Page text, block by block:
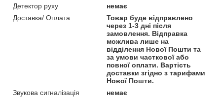
Детектор руху
немає
Доставка/ Оплата
Товар буде відправлено
через 1-3 дні після
замовлення. Відправка
можлива лише на
відділення Нової Пошти та
за умови часткової або
повної оплати. Вартість
доставки згідно з тарифами
Нової Пошти.
Звукова сигналізація
немає